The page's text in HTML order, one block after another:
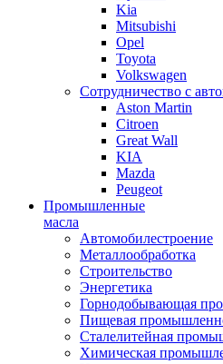
Kia
Mitsubishi
Opel
Toyota
Volkswagen
Сотрудничество с
Aston Martin
Citroen
Great Wall
KIA
Mazda
Peugeot
Промышленные
масла
Автомобилестроение
Металлообработка
Строительство
Энергетика
Горнодобывающая
Пищевая
Сталелитейная
Химическая